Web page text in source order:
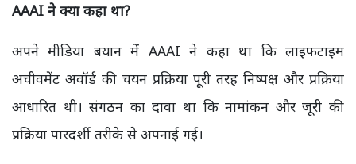
AAAI ने क्या कहा था?
अपने मीडिया बयान में AAAI ने कहा था कि लाइफटाइम
अचीवमेंट अवॉर्ड की चयन प्रक्रिया पूरी तरह निष्पक्ष और प्रक्रिया
आधारित थी। संगठन का दावा था कि नामांकन और जूरी की
प्रक्रिया पारदर्शी तरीके से अपनाई गई।